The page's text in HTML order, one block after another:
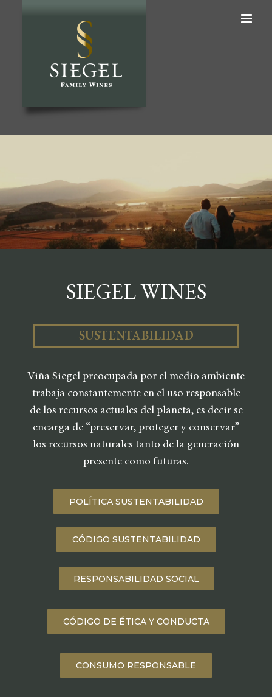
SIEGEL WINES
SUSTENTABILIDAD
Viña Siegel preocupada por el medio ambiente
trabaja constantemente en el uso responsable
de los recursos actuales del planeta, es decir se
encarga de “preservar, proteger y conservar”
los recursos naturales tanto de la generación
presente como futuras.
POLÍTICA SUSTENTABILIDAD
CÓDIGO SUSTENTABILIDAD
RESPONSABILIDAD SOCIAL
CÓDIGO DE ÉTICA Y CONDUCTA
CONSUMO RESPONSABLE